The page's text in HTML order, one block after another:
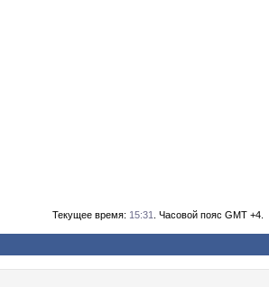
Текущее время: 15:31 . Часовой пояс GMT +4.